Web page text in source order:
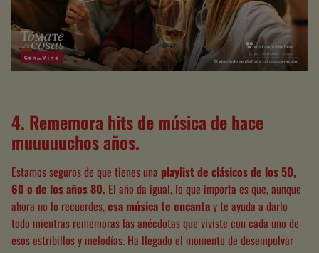
4. Rememora hits de música de hace
muuuuuchos años.
Estamos seguros de que tienes una playlist de clásicos de los 50,
60 o de los años 80. El año da igual, lo que importa es que, aunque
ahora no lo recuerdes,esa música te encantay te ayuda a darlo
todo mientras rememoras las anécdotas que viviste con cada uno de
esos estribillos y melodías. Ha llegado el momento de desempolvar